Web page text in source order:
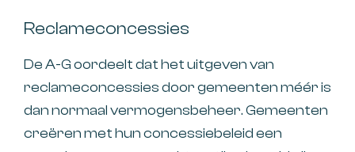
Reclameconcessies
De A-G oordeelt dat het uitgeven van
reclameconcessies door gemeenten méér is
dan normaal vermogensbeheer. Gemeenten
creëren met hun concessiebeleid een